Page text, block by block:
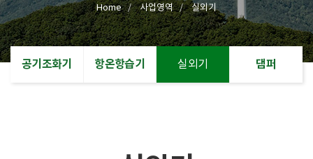
Home 사업영역 실외기
공기조화기 항온항습기 실외기 댐퍼